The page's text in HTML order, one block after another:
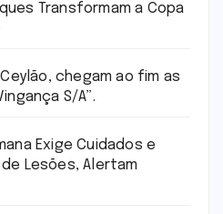
Transformam a Copa
chegam ao fim as
S/A”.
Exige Cuidados e
Lesões, Alertam